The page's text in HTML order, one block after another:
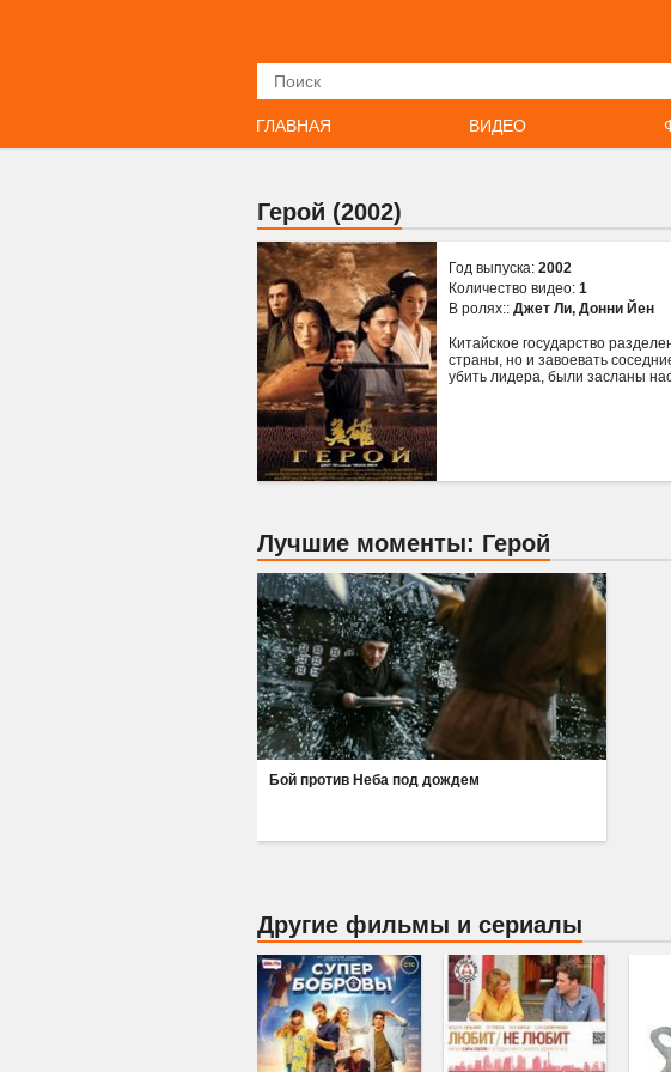
ГЛАВНАЯ ВИДЕО
Герой (2002)
Год выпуска: 2002
Количество видео: 1
В ролях:: Джет Ли, Донни Йен
Китайское государство
страны, но и завоевать
убить лидера, были засланы
Лучшие моменты: Герой
Бой против Неба под дождем
Другие фильмы и сериалы